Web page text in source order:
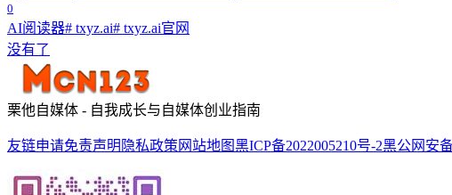
0
AI阅读器# txyz.ai# txyz.ai官网
没有了
栗他自媒体 - 自我成长与自媒体创业指南
友链申请免责声明 隐私政策 网站地图黑ICP备2022005210号-2黑公网安